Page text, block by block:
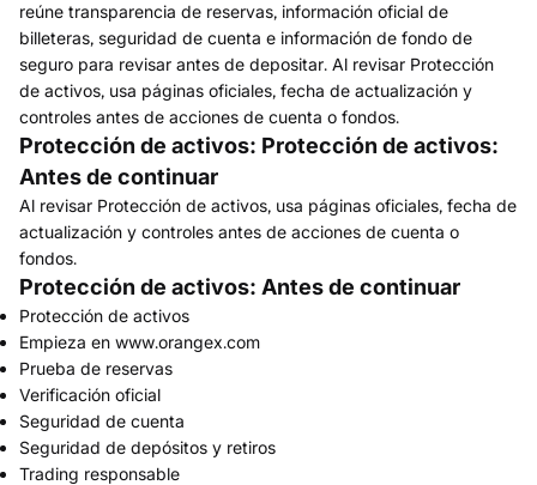
reúne transparencia de reservas, información oficial de
billeteras, seguridad de cuenta e información de fondo de
seguro para revisar antes de depositar. Al revisar Protección
de activos, usa páginas oficiales, fecha de actualización y
controles antes de acciones de cuenta o fondos.
Protección de activos: Protección de activos:
Antes de continuar
Al revisar Protección de activos, usa páginas oficiales, fecha de
actualización y controles antes de acciones de cuenta o
fondos.
Protección de activos: Antes de continuar
Protección de activos
Empieza en www.orangex.com
Prueba de reservas
Verificación oficial
Seguridad de cuenta
Seguridad de depósitos y retiros
Trading responsable